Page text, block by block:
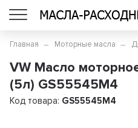
Главная Моторные масла
VW Масло
(5л) GS55545M4
Код товара: GS55545M4